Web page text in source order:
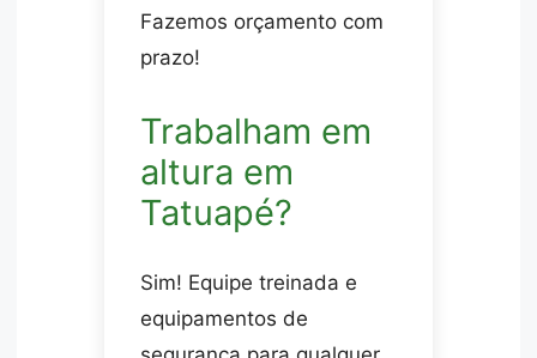
Fazemos orçamento com
prazo!
Trabalham em
altura em
Tatuapé?
Sim! Equipe treinada e
equipamentos de